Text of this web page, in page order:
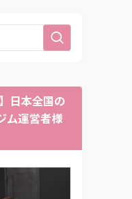
日本全国の
ム運営者様